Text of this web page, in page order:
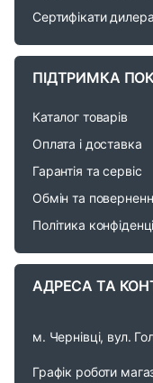
C
Сертифікати дилера
ПІДТРИМКА
Каталог товарів
Оплата і доставка
Гарантія та сервіс
Обмін та
Політика
АДРЕСА ТА
м. Чернівці, вул.
Графік роботи